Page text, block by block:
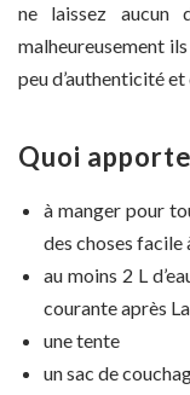
ne laissez aucun
malheureusement
peu d’authenticité et
Quoi
à manger pour
des choses facile
au moins 2 L
courante après
une tente
un sac de